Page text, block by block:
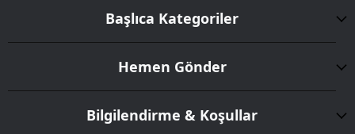
Başlıca Kategoriler
Hemen Gönder
Bilgilendirme & Koşullar